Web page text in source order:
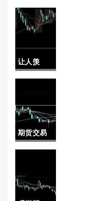
让人羡
慕！股指
金(为投资
者提供了
以放大收
期货交易
参数(期货
怎么调整)